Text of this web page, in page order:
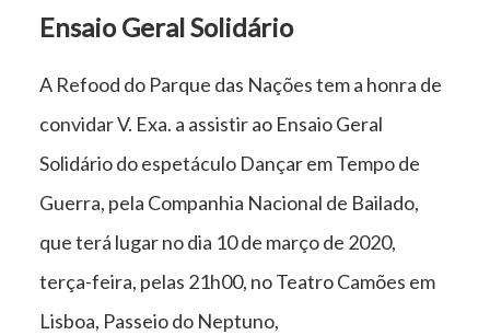
Ensaio Geral Solidário
A Refood do Parque das Nações tem a honra de
convidar V. Exa. a assistir ao Ensaio Geral
Solidário do espetáculo Dançar em Tempo de
Guerra, pela Companhia Nacional de Bailado,
que terá lugar no dia 10 de março de 2020,
terça-feira, pelas 21h00, no Teatro Camões em
Lisboa, Passeio do Neptuno,